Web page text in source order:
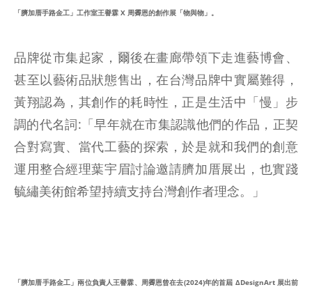
「臍加厝手路金工」工作室王譽霖 X 周霽恩的創作展「物與物」。
品牌從市集起家，爾後在畫廊帶領下走進藝博會、
甚至以藝術品狀態售出，在台灣品牌中實屬難得，
黃翔認為，其創作的耗時性，正是生活中「慢」步
調的代名詞:「早年就在市集認識他們的作品，正契
合對寫實、當代工藝的探索，於是就和我們的創意
運用整合經理葉宇眉討論邀請臍加厝展出，也實踐
毓繡美術館希望持續支持台灣創作者理念。」
「臍加厝手路金工」兩位負責人王譽霖、周霽恩曾在去(2024)年的首屆 ΔDesignArt 展出前